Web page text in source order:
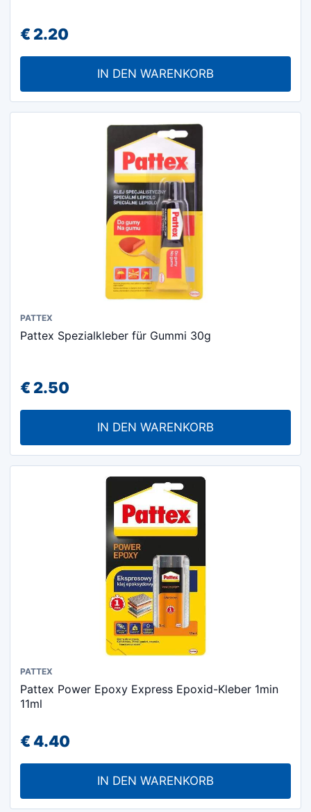
€2.20
IN DEN WARENKORB
PATTEX
Pattex Spezialkleber für Gummi 30g
€2.50
IN DEN WARENKORB
PATTEX
Pattex Power Epoxy Express Epoxid-Kleber 1min
11ml
€4.40
IN DEN WARENKORB